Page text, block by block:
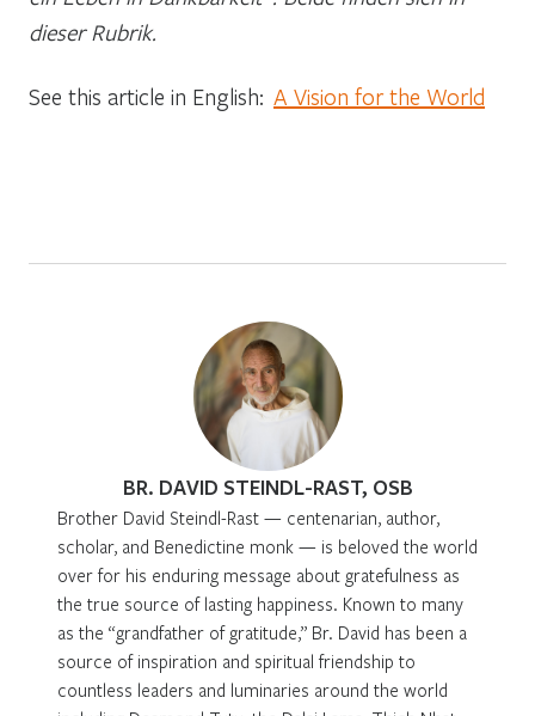
dieser Rubrik.
See this article in English: A Vision for the World
BR. DAVID STEINDL-RAST, OSB
Brother David Steindl-Rast — centenarian, author,
scholar, and Benedictine monk — is beloved the world
over for his enduring message about gratefulness as
the true source of lasting happiness. Known to many
as the “grandfather of gratitude,” Br. David has been a
source of inspiration and spiritual friendship to
countless leaders and luminaries around the world